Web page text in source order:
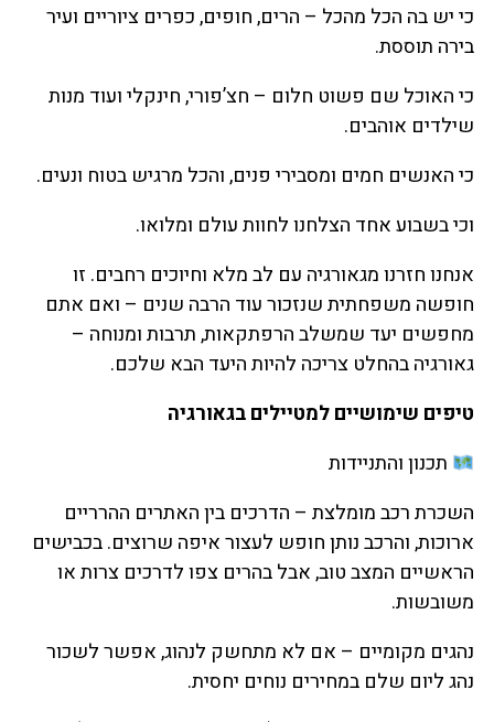
כי יש בה הכל מהכל – הרים, חופים, כפרים ציוריים ועיר
בירה תוססת.
כי האוכל שם פשוט חלום – חצ’פורי, חינקלי ועוד מנות
שילדים אוהבים.
כי האנשים חמים ומסבירי פנים, והכל מרגיש בטוח ונעים.
וכי בשבוע אחד הצלחנו לחוות עולם ומלואו.
אנחנו חזרנו מגאורגיה עם לב מלא וחיוכים רחבים. זו
חופשה משפחתית שנזכור עוד הרבה שנים – ואם אתם
מחפשים יעד שמשלב הרפתקאות, תרבות ומנוחה –
גאורגיה בהחלט צריכה להיות היעד הבא שלכם.
טיפים שימושיים למטיילים בגאורגיה
תכנון והתניידות
השכרת רכב מומלצת – הדרכים בין האתרים ההרריים
ארוכות, והרכב נותן חופש לעצור איפה שרוצים. בכבישים
הראשיים המצב טוב, אבל בהרים צפו לדרכים צרות או
משובשות.
נהגים מקומיים – אם לא מתחשק לנהוג, אפשר לשכור
נהג ליום שלם במחירים נוחים יחסית.